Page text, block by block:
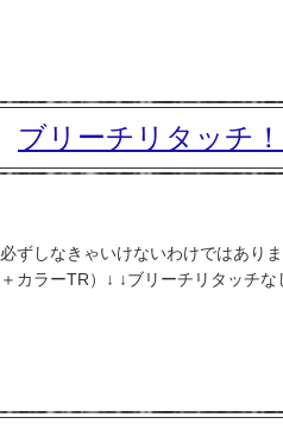
ブリーチリタッチ！
必ずしなきゃいけないわけではあり
＋カラーTR）↓ ↓ブリーチリタッチ